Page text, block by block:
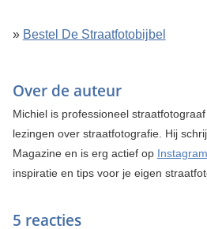
» Bestel De Straatfotobijbel
Over de auteur
Michiel is professioneel
lezingen over straatfotograﬁe. Hij
Magazine en is erg actief op Instagram
inspiratie en tips voor je eigen
5 reacties